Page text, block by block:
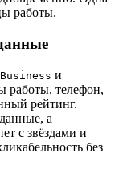
работы.
и
работы, телефон,
рейтинг.
а
с звёздами и
без